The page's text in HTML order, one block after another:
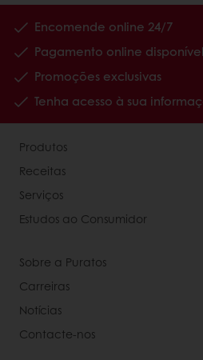
Encomende online 24/7
Pagamento online disponível
Promoções exclusivas
Tenha acesso à sua
Produtos
Receitas
Serviços
Estudos ao Consumidor
Sobre a Puratos
Carreiras
Notícias
Contacte-nos